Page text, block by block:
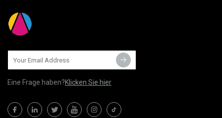
Eine Frage haben?Klicken Sie hier